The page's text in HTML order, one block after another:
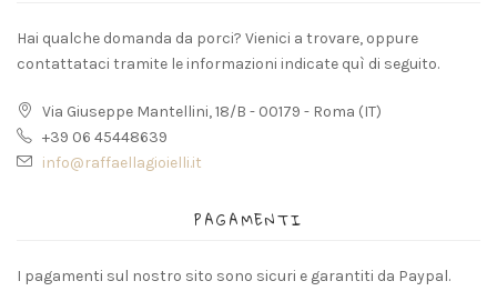
Hai qualche domanda da porci? Vienici a trovare, oppure
contattataci tramite le informazioni indicate quì di seguito.
Via Giuseppe Mantellini, 18/B - 00179 - Roma (IT)
+39 06 45448639
info@raffaellagioielli.it
PAGAMENTI
I pagamenti sul nostro sito sono sicuri e garantiti da Paypal.